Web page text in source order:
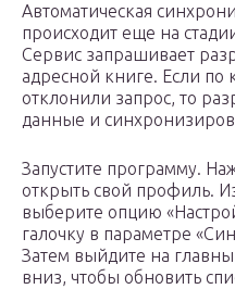
Автоматическая
происходит еще на
Сервис запрашивает
адресной книге. Если
отклонили запрос, то
данные и
Запустите программу.
открыть свой профиль.
выберите опцию
галочку в параметре
Затем выйдите на
вниз, чтобы обновить